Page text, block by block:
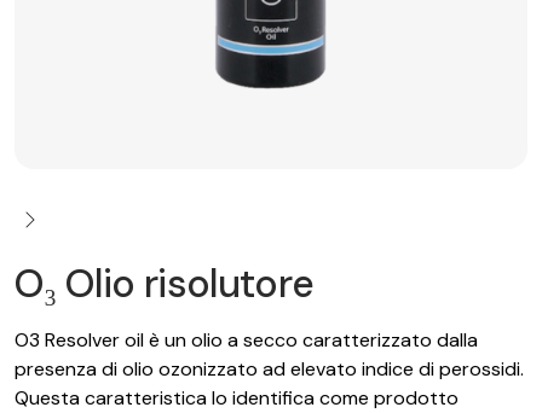
O₃ Olio risolutore
O3 Resolver oil è un olio a secco caratterizzato dalla
presenza di olio ozonizzato ad elevato indice di perossidi.
Questa caratteristica lo identifica come prodotto